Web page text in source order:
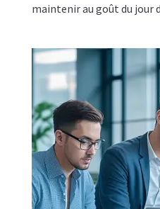
maintenir au goût du jour